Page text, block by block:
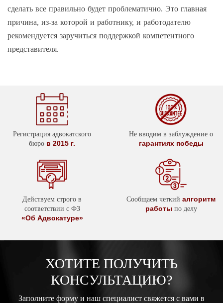
сделать все правильно будет проблематично. Это главная
причина, из-за которой и работнику, и работодателю
рекомендуется заручиться поддержкой компетентного
представителя.
Регистрация адвокатского
бюро в 2015 г.
Не вводим в заблуждение о
гарантиях победы
Действуем строго в
соответствии с ФЗ
«Об Адвокатуре»
Сообщаем четкий алгоритм
работы по делу
ХОТИТЕ ПОЛУЧИТЬ
КОНСУЛЬТАЦИЮ?
Заполните форму и наш специалист свяжется с вами в